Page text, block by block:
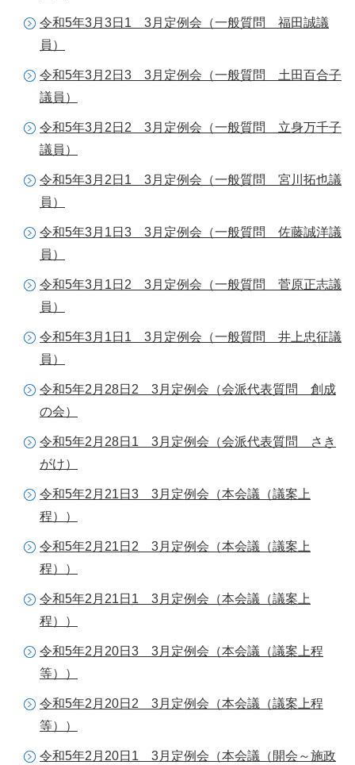
令和5年3月3日1 3月定例会（一般質問 福田誠議
員）
令和5年3月2日3 3月定例会（一般質問 土田百合子
議員）
令和5年3月2日2 3月定例会（一般質問 立身万千子
議員）
令和5年3月2日1 3月定例会（一般質問 宮川拓也議
員）
令和5年3月1日3 3月定例会（一般質問 佐藤誠洋議
員）
令和5年3月1日2 3月定例会（一般質問 菅原正志議
員）
令和5年3月1日1 3月定例会（一般質問 井上忠征議
員）
令和5年2月28日2 3月定例会（会派代表質問 創成
の会）
令和5年2月28日1 3月定例会（会派代表質問 さき
がけ）
令和5年2月21日3 3月定例会（本会議（議案上
程））
令和5年2月21日2 3月定例会（本会議（議案上
程））
令和5年2月21日1 3月定例会（本会議（議案上
程））
令和5年2月20日3 3月定例会（本会議（議案上程
等））
令和5年2月20日2 3月定例会（本会議（議案上程
等））
令和5年2月20日1 3月定例会（本会議（開会～施政